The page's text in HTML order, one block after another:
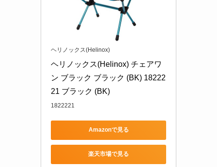
ヘリノックス(Helinox)
ヘリノックス(Helinox) チェアワ
ン ブラック ブラック (BK) 18222
21 ブラック (BK)
1822221
Amazonで見る
楽天市場で見る